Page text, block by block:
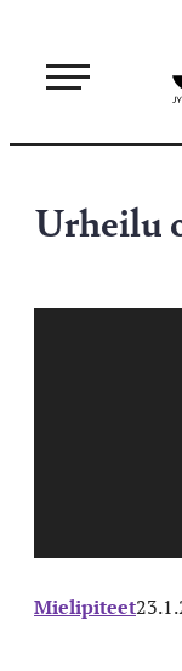
sisältöön
Urheilu
Mielipiteet